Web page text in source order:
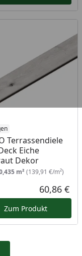
Terrassendiele
Eiche
Dekor
m² (139,91 €/m²)
60,86 €
Zum Produkt